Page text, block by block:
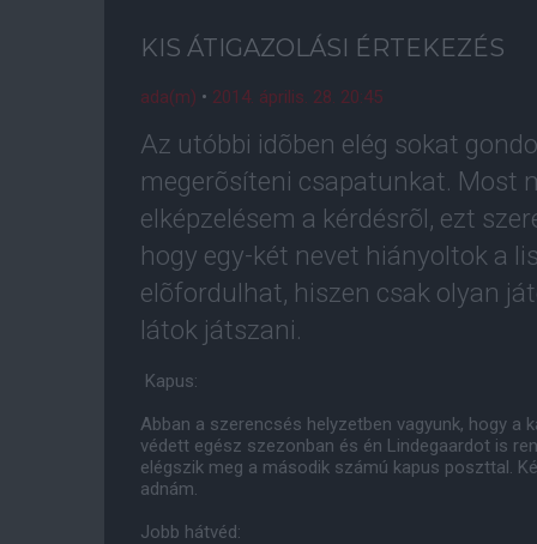
KIS ÁTIGAZOLÁSI ÉRTEKEZÉS
ada(m) • 2014. április. 28. 20:45
Az utóbbi idõben elég sokat
megerõsíteni csapatunkat. Most
elképzelésem a kérdésrõl, ezt
hogy egy-két nevet hiányoltok a
elõfordulhat, hiszen csak olyan
látok játszani.
Kapus:
Abban a szerencsés helyzetben vagyunk, hogy a
védett egész szezonban és én Lindegaardot is
elégszik meg a második számú kapus poszttal.
adnám.
Jobb hátvéd: